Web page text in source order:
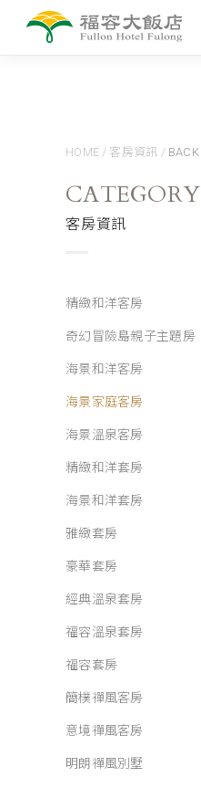
HOME / 客房資訊 / BACK
CATEGORY
客房資訊
精緻和洋客房
奇幻冒險島親子主題房
海景和洋客房
海景家庭客房
海景溫泉客房
精緻和洋套房
海景和洋套房
雅緻套房
豪華套房
經典溫泉套房
福容溫泉套房
福容套房
簡樸禪風客房
意境禪風客房
明朗禪風別墅